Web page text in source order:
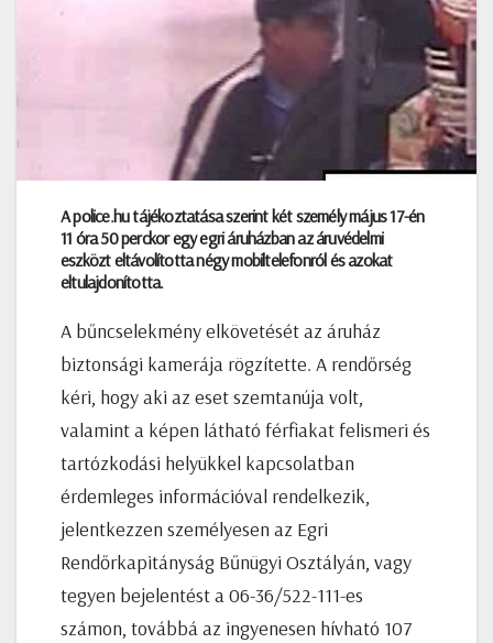
A police.hu tájékoztatása szerint két személy május 17-én
11 óra 50 perckor egy egri áruházban az áruvédelmi
eszközt eltávolította négy mobiltelefonról és azokat
eltulajdonította.
A bűncselekmény elkövetését az áruház
biztonsági kamerája rögzítette. A rendőrség
kéri, hogy aki az eset szemtanúja volt,
valamint a képen látható férfiakat felismeri és
tartózkodási helyükkel kapcsolatban
érdemleges információval rendelkezik,
jelentkezzen személyesen az Egri
Rendőrkapitányság Bűnügyi Osztályán, vagy
tegyen bejelentést a 06-36/522-111-es
számon, továbbá az ingyenesen hívható 107